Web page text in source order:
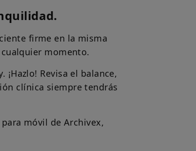
firme en la misma
momento.
Revisa el balance,
clínica siempre tendrás
móvil de Archivex,